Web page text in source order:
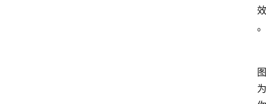
效
。
图
为